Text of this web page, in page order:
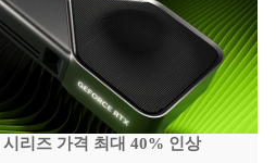
리즈 가격 최대 40% 인상